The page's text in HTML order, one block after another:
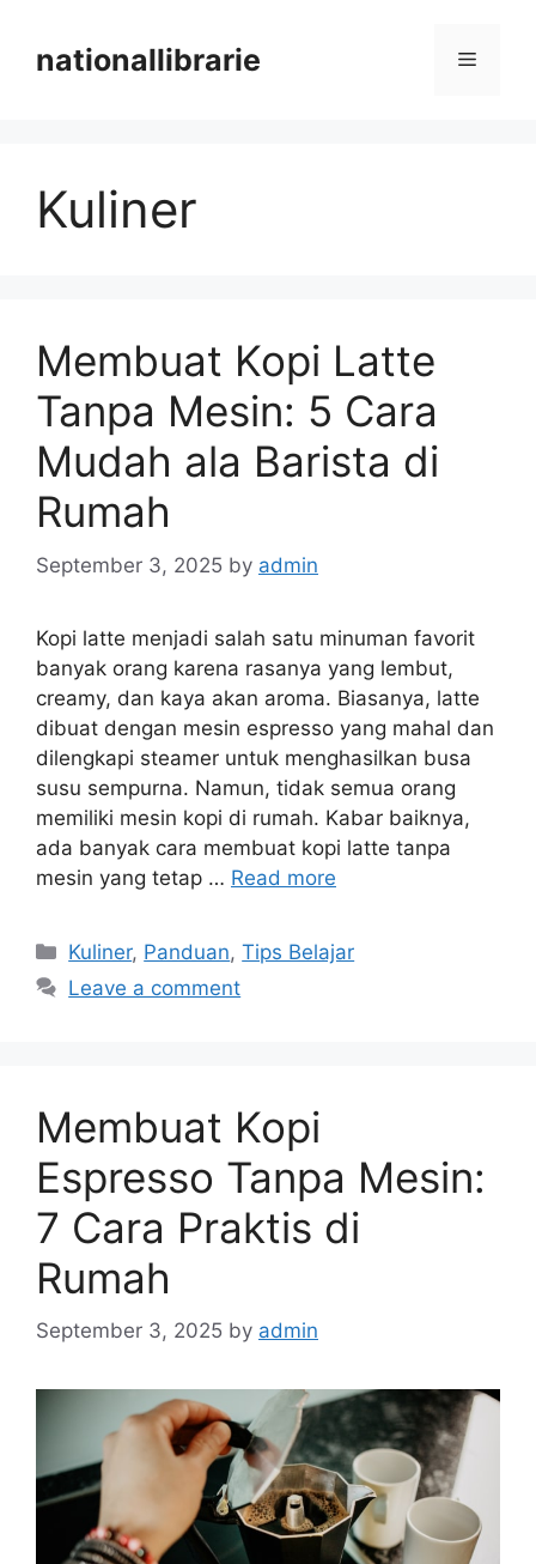
contentnationallibrarie Menu
Kuliner
Membuat Kopi Latte
Tanpa Mesin: 5 Cara
Mudah ala Barista di
Rumah
September 3, 2025 by admin
Kopi latte menjadi salah satu minuman favorit
banyak orang karena rasanya yang lembut,
creamy, dan kaya akan aroma. Biasanya, latte
dibuat dengan mesin espresso yang mahal dan
dilengkapi steamer untuk menghasilkan busa
susu sempurna. Namun, tidak semua orang
memiliki mesin kopi di rumah. Kabar baiknya,
ada banyak cara membuat kopi latte tanpa
mesin yang tetap … Read more
Categories
Kuliner, Panduan,Tips Belajar
Leave a comment
Membuat Kopi
Espresso Tanpa Mesin:
7 Cara Praktis di
Rumah
September 3, 2025 by admin